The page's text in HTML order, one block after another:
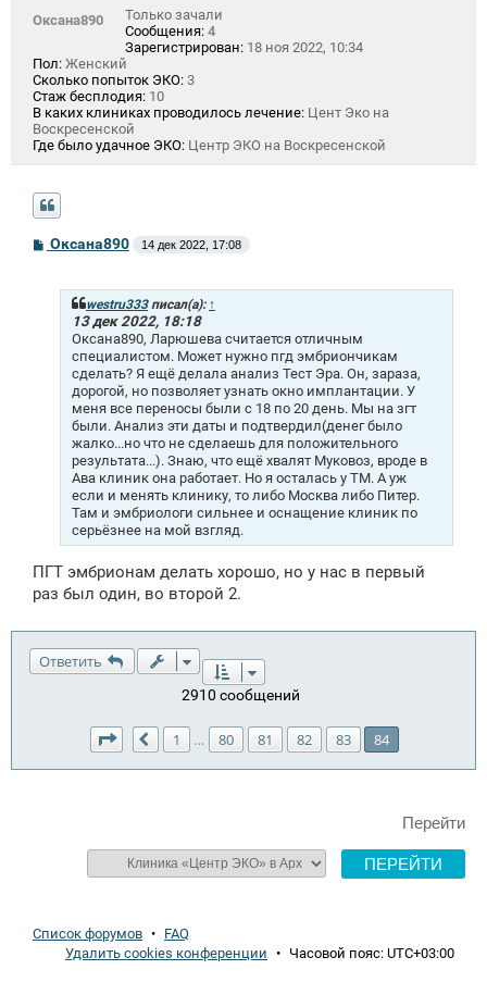
Оксана890
Только зачали
Сообщения: 4
Зарегистрирован: 18 ноя 2022, 10:34
Пол: Женский
Сколько попыток ЭКО: 3
Стаж бесплодия: 10
В каких клиниках проводилось лечение: Цент Эко на
Воскресенской
Где было удачное ЭКО: Центр ЭКО на Воскресенской
СОксана890 14 дек 2022, 17:08
westru333писал(а): ↑
13 дек 2022, 18:18
Оксана890, Ларюшева считается отличным
специалистом. Может нужно пгд эмбриончикам
сделать? Я ещё делала анализ Тест Эра. Он, зараза,
дорогой, но позволяет узнать окно имплантации. У
меня все переносы были с 18 по 20 день. Мы на згт
были. Анализ эти даты и подтвердил(денег было
жалко...но что не сделаешь для положительного
результата...). Знаю, что ещё хвалят Муковоз, вроде в
Ава клиник она работает. Но я осталась у ТМ. А уж
если и менять клинику, то либо Москва либо Питер.
Там и эмбриологи сильнее и оснащение клиник по
серьёзнее на мой взгляд.
ПГТ эмбрионам делать хорошо, но у нас в первый
раз был один, во второй 2.
Ответить
2910 сообщений
Страница 84 из84
Пред.
1 … 80 81 82 83 84
Перейти
Список форумов • FAQ
Удалить cookies конференции • Часовой пояс: UTC+03:00